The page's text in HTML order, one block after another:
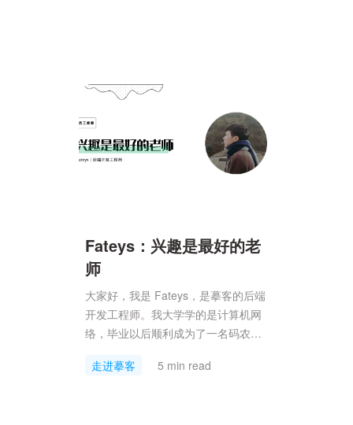
习时长两年半，爱好是，唱，跳，rua
普和篮球，MUSIC！哦不好意思走错
场了。我是一个在家里待不住...
Fateys：兴趣是最好的老
师
大家好，我是 Fateys，是摹客的后端
开发工程师。我大学学的是计算机网
络，毕业以后顺利成为了一名码农。
球，不过最近太忙，这个爱好暂时被
走进摹客 5 min read